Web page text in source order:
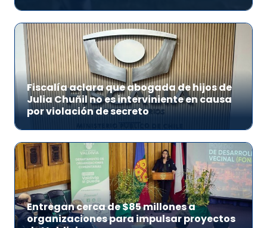
Fiscalía aclara que abogada de hijos de
Julia Chuñil no es interviniente en causa
por violación de secreto
Entregan cerca de $85 millones a
organizaciones para impulsar proyectos